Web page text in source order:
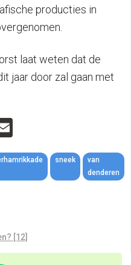
producties in
laat weten dat de
jaar door zal gaan met
sneek
van
denderen
[12]